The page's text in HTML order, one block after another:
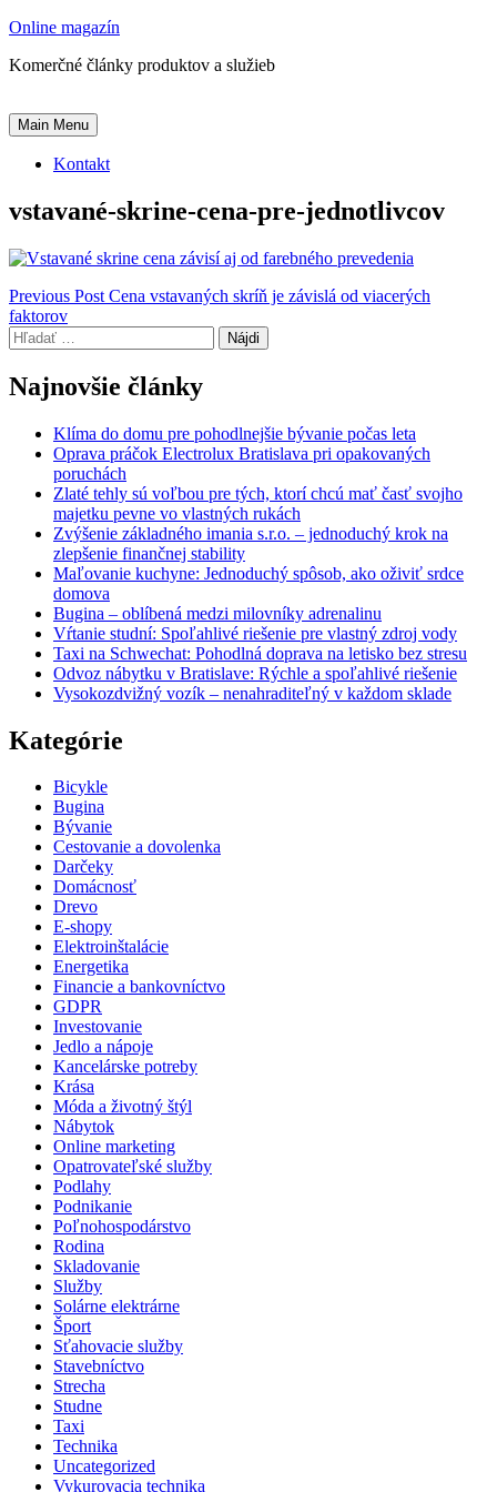
Skip
content
Online magazín
Komerčné články produktov a služieb
Main Menu
Kontakt
vstavané-skrine-cena-pre-jednotlivcov
Navigácia
v
článku
Previous Post Cena vstavaných skríň je závislá od viacerých
faktorov
Hľadať:
Najnovšie články
Klíma do domu pre pohodlnejšie bývanie počas leta
Oprava práčok Electrolux Bratislava pri opakovaných
poruchách
Zlaté tehly sú voľbou pre tých, ktorí chcú mať časť svojho
majetku pevne vo vlastných rukách
Zvýšenie základného imania s.r.o. – jednoduchý krok na
zlepšenie finančnej stability
Maľovanie kuchyne: Jednoduchý spôsob, ako oživiť srdce
domova
Bugina – oblíbená medzi milovníky adrenalinu
Vŕtanie studní: Spoľahlivé riešenie pre vlastný zdroj vody
Taxi na Schwechat: Pohodlná doprava na letisko bez stresu
Odvoz nábytku v Bratislave: Rýchle a spoľahlivé riešenie
Vysokozdvižný vozík – nenahraditeľný v každom sklade
Kategórie
Bicykle
Bugina
Bývanie
Cestovanie a dovolenka
Darčeky
Domácnosť
Drevo
E-shopy
Elektroinštalácie
Energetika
Financie a bankovníctvo
GDPR
Investovanie
Jedlo a nápoje
Kancelárske potreby
Krása
Móda a životný štýl
Nábytok
Online marketing
Opatrovateľské služby
Podlahy
Podnikanie
Poľnohospodárstvo
Rodina
Skladovanie
Služby
Solárne elektrárne
Šport
Sťahovacie služby
Stavebníctvo
Strecha
Studne
Taxi
Technika
Uncategorized
Vykurovacia technika